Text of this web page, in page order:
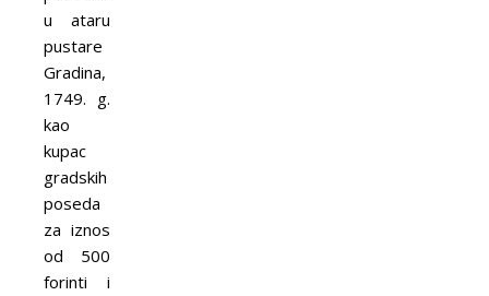
u ataru
pustare
Gradina,
1749. g.
kao
kupac
gradskih
poseda
za iznos
od 500
forinti i